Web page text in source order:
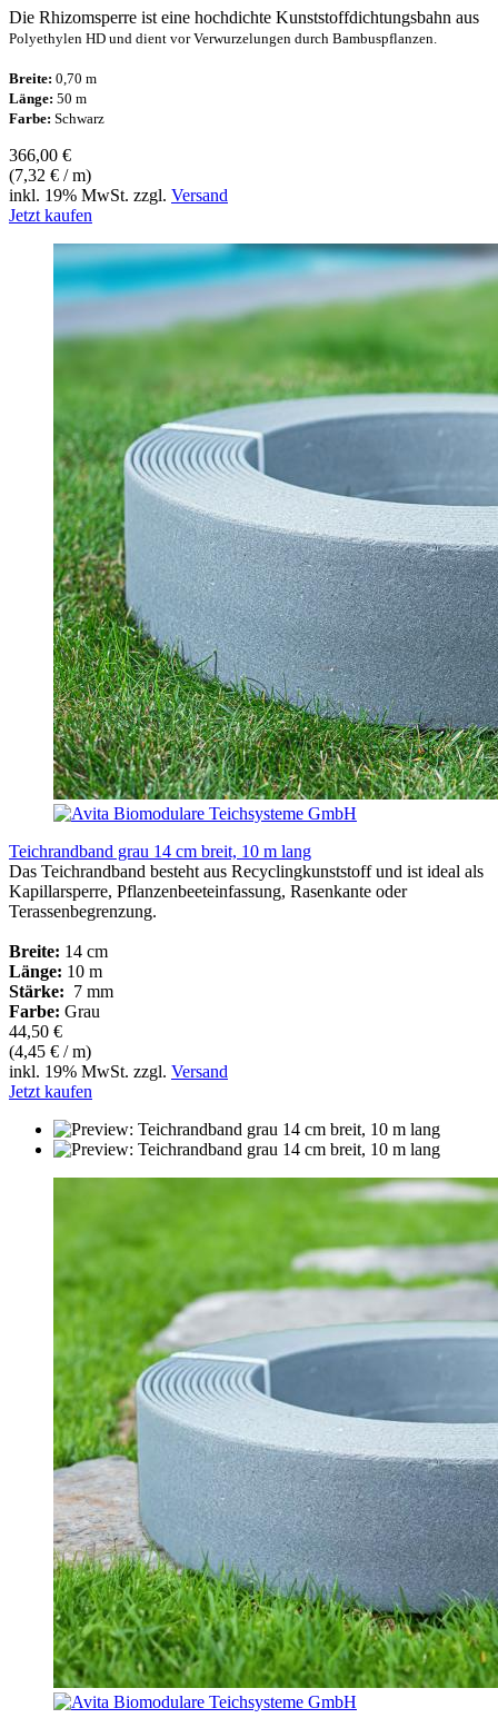
Die Rhizomsperre ist eine hochdichte Kunststoffdichtungsbahn aus
Polyethylen HD und dient vor Verwurzelungen durch Bambuspflanzen.
Breite: 0,70 m
Länge: 50 m
Farbe: Schwarz
366,00 €
(7,32 € / m)
inkl. 19% MwSt. zzgl. Versand
Jetzt kaufen
Teichrandband grau 14 cm breit, 10 m lang
Das Teichrandband besteht aus Recyclingkunststoff und ist ideal als
Kapillarsperre, Pflanzenbeeteinfassung, Rasenkante oder
Terassenbegrenzung.
Breite: 14 cm
Länge: 10 m
Stärke: 7 mm
Farbe: Grau
44,50 €
(4,45 € / m)
inkl. 19% MwSt. zzgl. Versand
Jetzt kaufen